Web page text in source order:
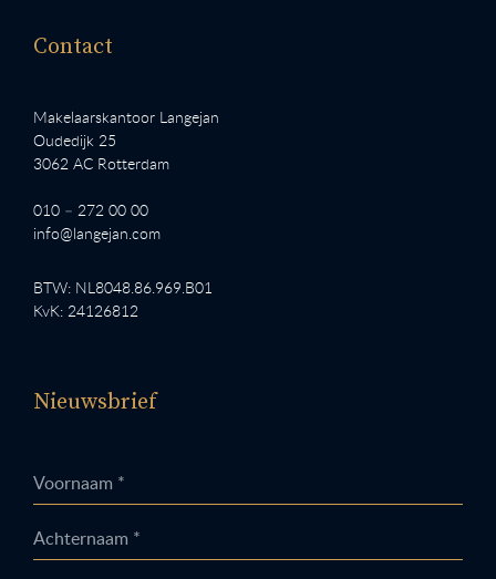
Contact
Makelaarskantoor Langejan
Oudedijk 25
3062 AC Rotterdam
010 – 272 00 00
info@langejan.com
BTW: NL8048.86.969.B01
KvK: 24126812
Nieuwsbrief
Voornaam *
Achternaam *